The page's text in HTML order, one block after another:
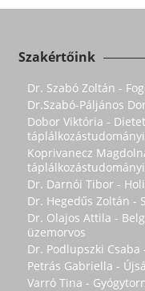
Szakértőink
Dr. Szabó Zoltán -
Dr.Szabó-Páljános
Dobor Viktória -
Koprivanecz
Dr. Darnói Tibor -
Dr. Hegedűs Zoltán -
Dr. Olajos Attila -
üzemorvos
Dr. Podlupszki
Petrás Gabriella -
Varró Tina -